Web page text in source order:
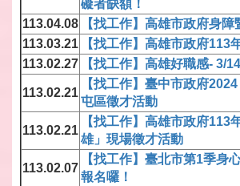
礙者缺額！
113.04.08
【找工作】高雄市政府身
113.03.21
【找工作】高雄市政府113
113.02.27
【找工作】高雄好職感- 3/
113.02.21
【找工作】臺中市政府
屯區徵才活動
113.02.21
【找工作】高雄市政府113
雄」現場徵才活動
113.02.07
【找工作】臺北市第1季身
報名囉！